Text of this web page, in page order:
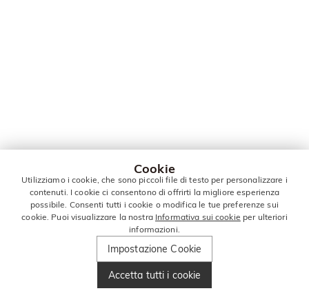
Cookie
Utilizziamo i cookie, che sono piccoli file di testo per personalizzare i
contenuti. I cookie ci consentono di offrirti la migliore esperienza
possibile. Consenti tutti i cookie o modifica le tue preferenze sui
cookie. Puoi visualizzare la nostra Informativa sui cookie per ulteriori
informazioni.
Impostazione Cookie
Accetta tutti i cookie